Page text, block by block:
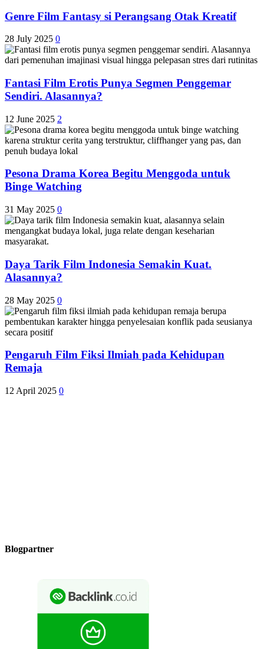
Genre Film Fantasy si Perangsang Otak Kreatif
28 July 2025 0
Fantasi Film Erotis Punya Segmen Penggemar
Sendiri. Alasannya?
12 June 2025 2
Pesona Drama Korea Begitu Menggoda untuk
Binge Watching
31 May 2025 0
Daya Tarik Film Indonesia Semakin Kuat.
Alasannya?
28 May 2025 0
Pengaruh Film Fiksi Ilmiah pada Kehidupan
Remaja
12 April 2025 0
Blogpartner